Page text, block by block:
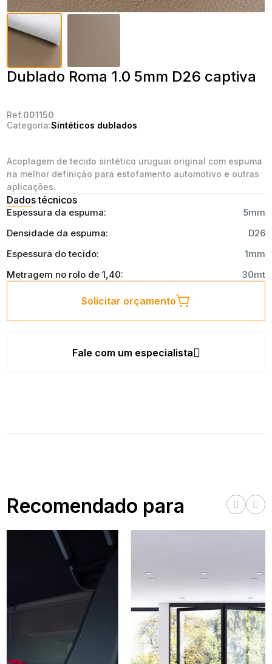
Dublado Roma 1.0 5mm D26 captiva
Ref.001150
Categoria:Sintéticos dublados
Acoplagem de tecido sintético uruguai original com espuma
na melhor definição para estofamento automotivo e outras
aplicações.
Dados técnicos
Espessura da espuma:
5mm
Densidade da espuma:
D26
Espessura do tecido:
1mm
Metragem no rolo de 1,40:
30mt
Solicitar orçamento
Fale com um especialista
Recomendado para